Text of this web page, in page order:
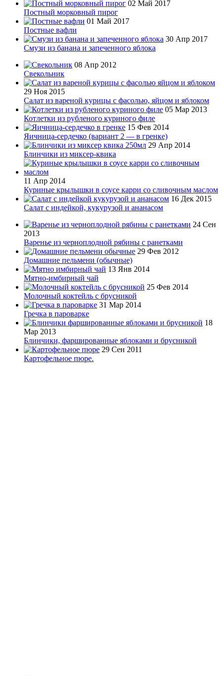
02 Май 2017
Постный морковный пирог
01 Май 2017
Постные вафли
30 Апр 2017
Смузи из банана и запеченного яблока
08 Апр 2012
Свекольник
29 Ноя 2015
Салат из вареной курицы с фасолью, яйцом и яблоком
05 Мар 2013
Котлетки из рубленого куриного филе
15 Фев 2014
Яичница-сердечко (вариант 2 — в гренке)
29 Апр 2014
Блинчики из миксер-квика
11 Апр 2014
Куриные крылышки в соусе карри со сливочным маслом
16 Дек 2015
Салат с индейкой, кукурузой и ананасом
24 Сен
2013
Варенье из черноплодной рябины с ранетками
29 Фев 2012
Домашние пельмени (обычные)
13 Янв 2014
Мятно-имбирный чай
25 Фев 2014
Молочный коктейль с брусникой
31 Мар 2014
Гречка в пароварке
18
Мар 2013
Блинчики, фаршированные яблоками и брусникой
29 Сен 2011
Картофельное пюре.